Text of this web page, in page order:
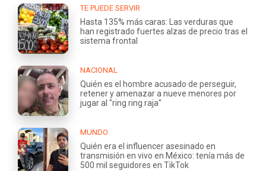
TE PUEDE SERVIR
Hasta 135% más caras: Las verduras que
han registrado fuertes alzas de precio tras el
sistema frontal
NACIONAL
Quién es el hombre acusado de perseguir,
retener y amenazar a nueve menores por
jugar al "ring ring raja"
MUNDO
Quién era el influencer asesinado en
transmisión en vivo en México: tenía más de
500 mil seguidores en TikTok